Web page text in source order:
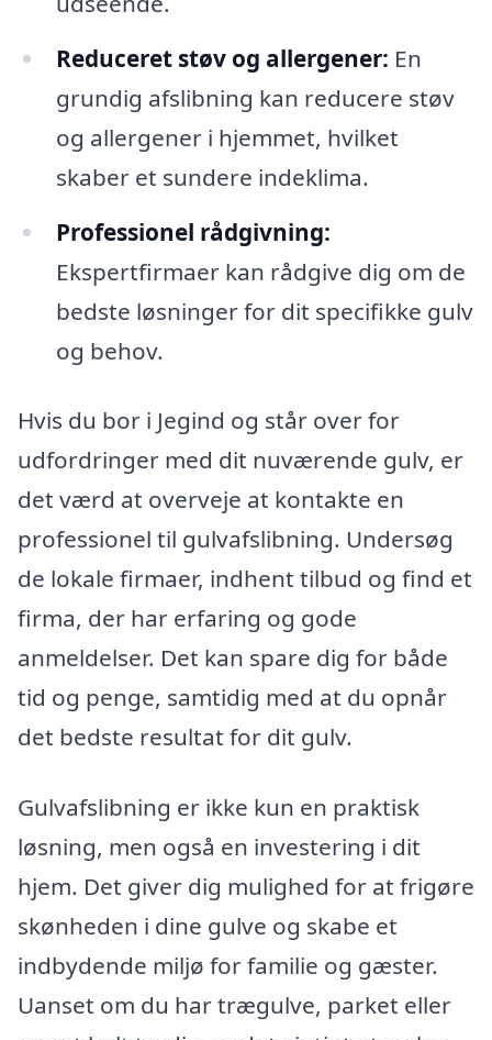
Reduceret støv og allergener: En
grundig afslibning kan reducere støv
og allergener i hjemmet, hvilket
skaber et sundere indeklima.
Professionel rådgivning:
Ekspertfirmaer kan rådgive dig om de
bedste løsninger for dit specifikke gulv
og behov.
Hvis du bor i Jegind og står over for
udfordringer med dit nuværende gulv, er
det værd at overveje at kontakte en
professionel til gulvafslibning. Undersøg
de lokale firmaer, indhent tilbud og find et
firma, der har erfaring og gode
anmeldelser. Det kan spare dig for både
tid og penge, samtidig med at du opnår
det bedste resultat for dit gulv.
Gulvafslibning er ikke kun en praktisk
løsning, men også en investering i dit
hjem. Det giver dig mulighed for at frigøre
skønheden i dine gulve og skabe et
indbydende miljø for familie og gæster.
Uanset om du har trægulve, parket eller